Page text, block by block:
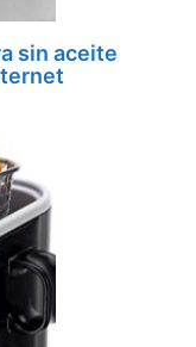
sin aceite